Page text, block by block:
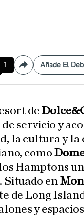
1 Compartir
Añade El
de
servicio y
la cultura y la
como
Hamptons
Situado en
de Long
y